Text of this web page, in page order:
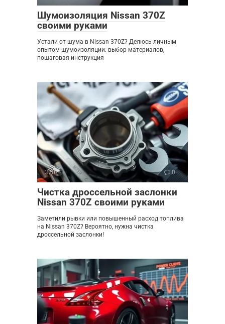
Шумоизоляция Nissan 370Z
своими руками
Устали от шума в Nissan 370Z? Делюсь личным
опытом шумоизоляции: выбор материалов,
пошаговая инструкция
370Z 0
Чистка дроссельной заслонки
Nissan 370Z своими руками
Заметили рывки или повышенный расход топлива
на Nissan 370Z? Вероятно, нужна чистка
дроссельной заслонки!